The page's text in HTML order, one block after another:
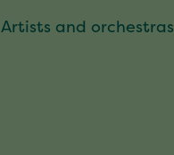
Artists and orchestras